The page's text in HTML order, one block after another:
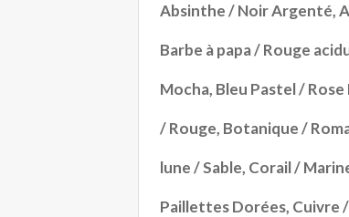
Absinthe / Noir Argenté,
Barbe à papa / Rouge
Mocha, Bleu Pastel /
/ Rouge, Botanique /
lune / Sable, Corail /
Paillettes Dorées, Cuivre